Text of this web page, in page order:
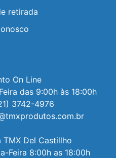
retirada
On Line
das 9:00h às 18:00h
3742-4976
Del Castillho
Feira 8:00h as 18:00h